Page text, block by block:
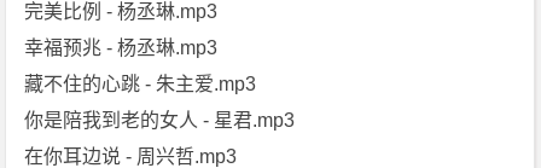
完美比例 - 杨丞琳.mp3
幸福预兆 - 杨丞琳.mp3
藏不住的心跳 - 朱主爱.mp3
你是陪我到老的女人 - 星君.mp3
在你耳边说 - 周兴哲.mp3